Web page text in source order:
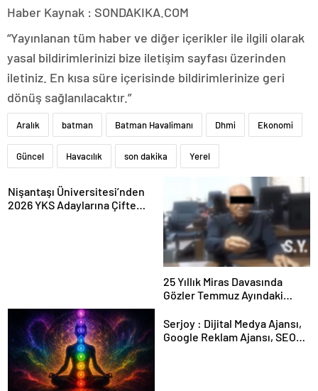
Haber Kaynak : SONDAKIKA.COM
“Yayınlanan tüm haber ve diğer içerikler ile ilgili olarak
yasal bildirimlerinizi bize iletişim sayfası üzerinden
iletiniz. En kısa süre içerisinde bildirimlerinize geri
dönüş sağlanılacaktır.”
Aralık batman Batman Havalimanı Dhmi Ekonomi
Güncel Havacılık son dakika Yerel
Nişantaşı Üniversitesi’nden
2026 YKS Adaylarına Çifte
25 Yıllık Miras Davasında
Gözler Temmuz Ayındaki
Serjoy : Dijital Medya Ajansı,
Google Reklam Ajansı, SEO